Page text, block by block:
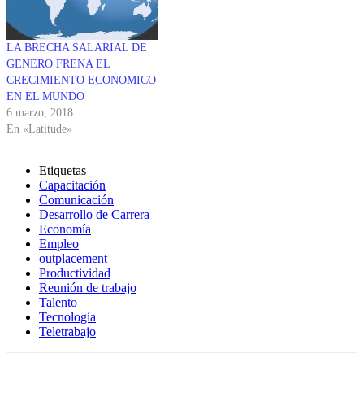
LA BRECHA SALARIAL DE
GENERO FRENA EL
CRECIMIENTO ECONOMICO
EN EL MUNDO
6 marzo, 2018
En «Latitude»
Etiquetas
Capacitación
Comunicación
Desarrollo de Carrera
Economía
Empleo
outplacement
Productividad
Reunión de trabajo
Talento
Tecnología
Teletrabajo